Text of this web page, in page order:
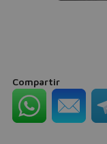
Compartir